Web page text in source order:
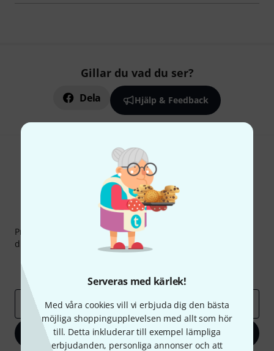
Serveras med kärlek!
Med våra cookies vill vi erbjuda dig den bästa
möjliga shoppingupplevelsen med allt som hör
till. Detta inkluderar till exempel lämpliga
erbjudanden, personliga annonser och att
Gillar du vad du ser?
Dela Hjälp & Feedback
Thomann nyhetsbrev
Prenumererar på Thomanns Nyhetsbrev på engelska och
du kan med lite tur vinna en50 kupong
E-postadress*
Registrera dig nu